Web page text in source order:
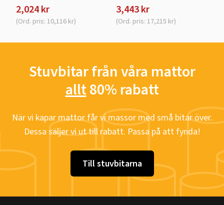
2,024 kr
(Ord. pris: 10,116 kr)
3,443 kr
(Ord. pris: 17,215 kr)
Stuvbitar från våra mattor
allt80% rabatt
När vi kapar mattor får vi massor med små bitar över.
Dessa säljer vi ut till rabatt. Passa på att fynda!
Till stuvbitarna